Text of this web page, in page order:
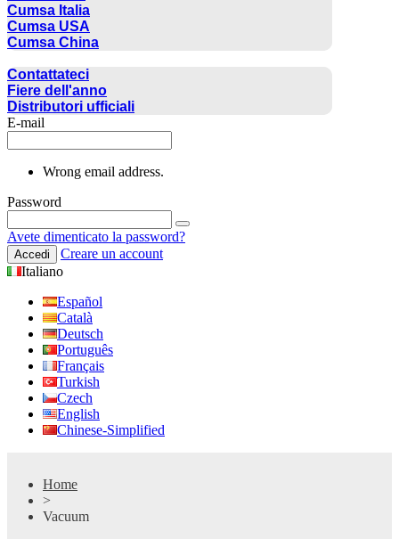
Cumsa Italia
Cumsa USA
Cumsa China
Contattateci
Fiere dell'anno
Distributori ufficiali
E-mail
Wrong email address.
Password
Avete dimenticato la password?
Accedi
Creare un account
Italiano
Español
Català
Deutsch
Português
Français
Turkish
Czech
English
Chinese-Simplified
Home
>
Vacuum